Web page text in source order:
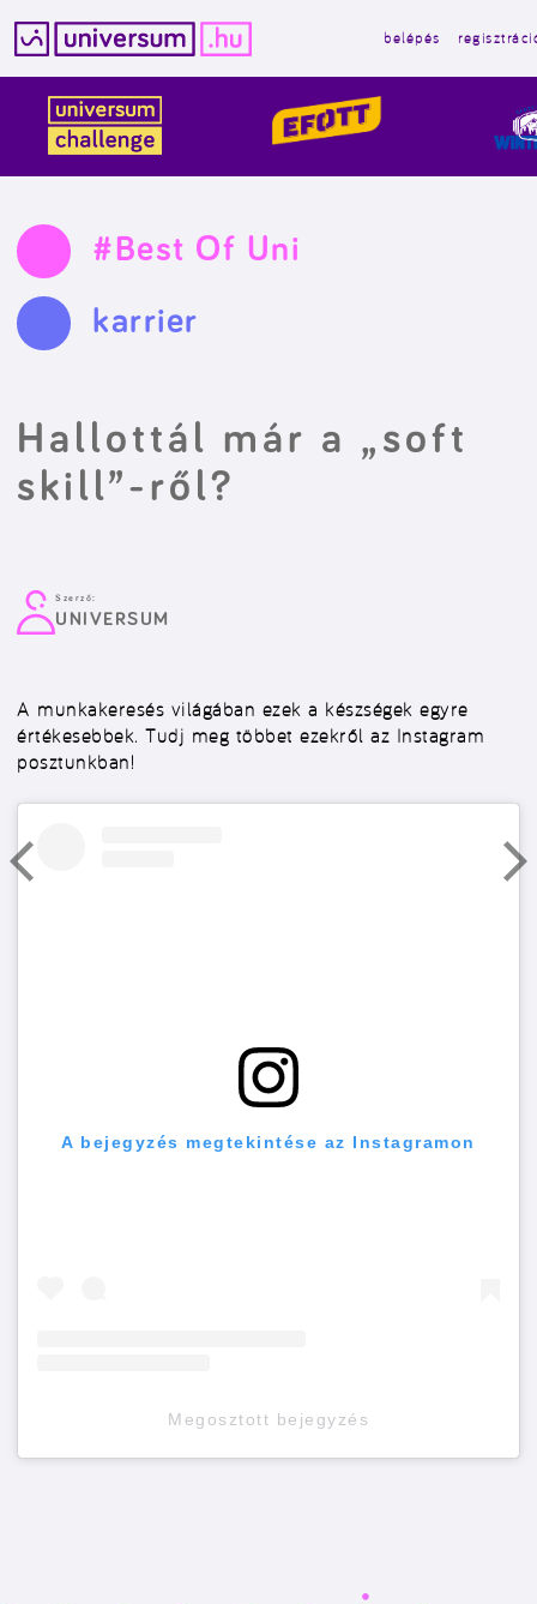
tartalomba
belépés
#Best Of Uni
karrier
Hallottál már a „soft
skill”-ről?
Szerző:
UNIVERSUM
A munkakeresés világában ezek a készségek egyre
értékesebbek. Tudj meg többet ezekről az Instagram
posztunkban!
A bejegyzés megtekintése az Instagramon
Megosztott bejegyzés